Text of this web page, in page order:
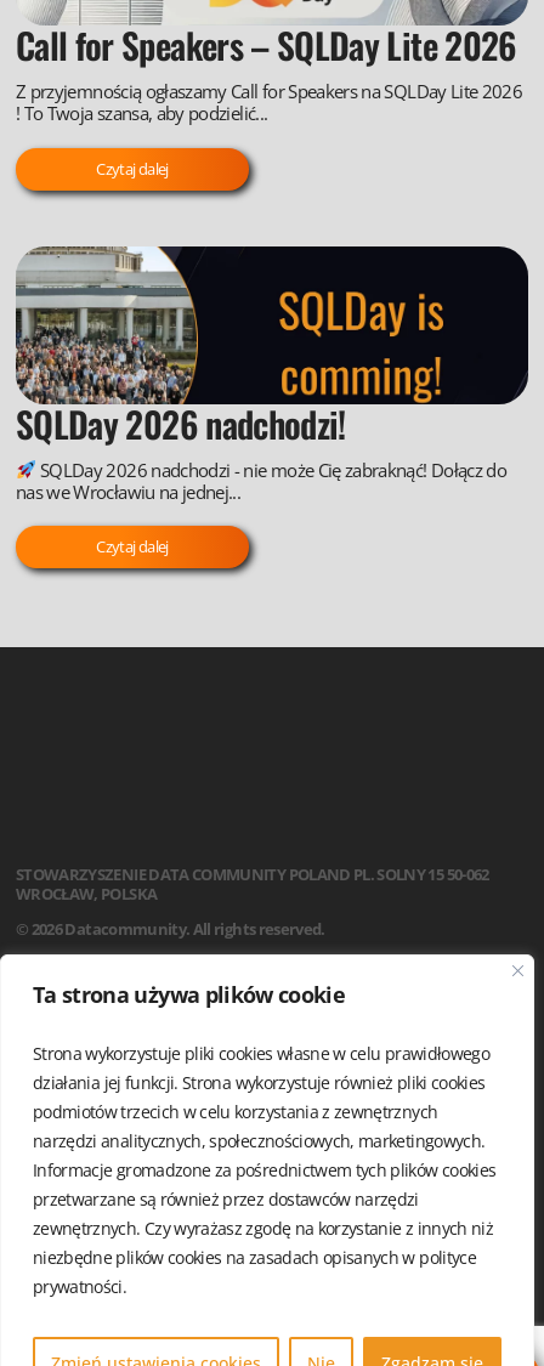
Ta strona używa plików cookie
Strona wykorzystuje pliki cookies własne w celu prawidłowego
działania jej funkcji. Strona wykorzystuje również pliki cookies
podmiotów trzecich w celu korzystania z zewnętrznych
narzędzi analitycznych, społecznościowych, marketingowych.
Informacje gromadzone za pośrednictwem tych plików cookies
przetwarzane są również przez dostawców narzędzi
zewnętrznych. Czy wyrażasz zgodę na korzystanie z innych niż
niezbędne plików cookies na zasadach opisanych w polityce
prywatności.
Call for Speakers – SQLDay Lite 2026
Z przyjemnością ogłaszamy Call for Speakers na SQLDay Lite 2026
! To Twoja szansa, aby podzielić...
Czytaj dalej
SQLDay 2026 nadchodzi!
SQLDay 2026 nadchodzi - nie może Cię zabraknąć! Dołącz do
nas we Wrocławiu na jednej...
Czytaj dalej
STOWARZYSZENIEDATA COMMUNITY POLAND PL. SOLNY 1550-062
WROCŁAW, POLSKA
© 2026 Datacommunity. All rights reserved.
AKTUALNOŚCI
STATUT
REGULAMIN
ZARZĄD I KOMISJA REWIZYJNA
GRUPY LOKALNE
KALENDARIUM
KONTAKT
POLITYKA PRYWATNOŚCI